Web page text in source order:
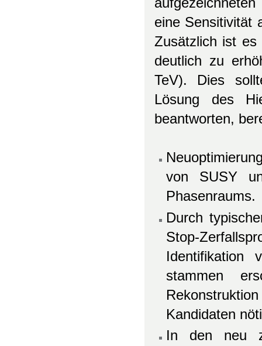
eine Sensitivität
Zusätzlich ist es
deutlich zu
TeV). Dies
Lösung des
beantworten,
von SUSY
Phasenraums.
Durch
Stop-
Identifikation
stammen
Kandidaten
In den neu